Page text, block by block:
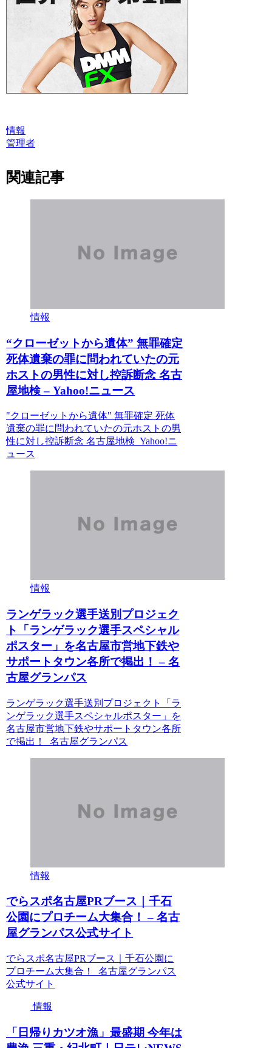
情報
管理者
関連記事
情報
“クローゼットから遺体” 無罪確定
死体遺棄の罪に問われていたの元
ホストの男性に対し控訴断念 名古
屋地検 – Yahoo!ニュース
"クローゼットから遺体" 無罪確定 死体
遺棄の罪に問われていたの元ホストの男
性に対し控訴断念 名古屋地検 Yahoo!ニ
ュース
情報
ランゲラック選手送別プロジェク
ト「ランゲラック選手スペシャル
ポスター」を名古屋市営地下鉄や
サポートタウン各所で掲出！ – 名
古屋グランパス
ランゲラック選手送別プロジェクト「ラ
ンゲラック選手スペシャルポスター」を
名古屋市営地下鉄やサポートタウン各所
で掲出！ 名古屋グランパス
情報
でらスポ名古屋PRブース｜千石
公園にプロチーム大集合！ – 名古
屋グランパス公式サイト
でらスポ名古屋PRブース｜千石公園に
プロチーム大集合！ 名古屋グランパス
公式サイト
情報
「日帰りカツオ漁」最盛期 今年は